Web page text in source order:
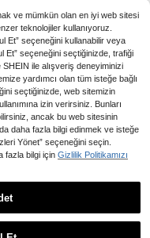
1
ve mümkün olan en iyi web sitesi
teknolojiler kullanıyoruz.
Et” seçeneğini kullanabilir veya
Et” seçeneğini seçtiğinizde, trafiği
ile alışveriş deneyiminizi
yardımcı olan tüm isteğe bağlı
seçtiğinizde, web sitemizin
izin verirsiniz. Bunları
ancak bu web sitesinin
daha fazla bilgi edinmek ve isteğe
Yönet” seçeneğini seçin.
fazla bilgi için Gizlilik Politikamızı